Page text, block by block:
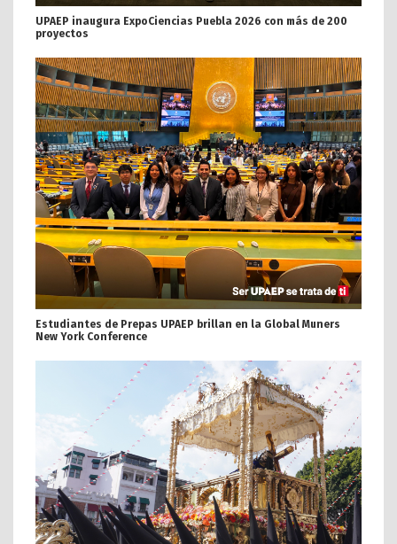
UPAEP inaugura ExpoCiencias Puebla 2026 con más de 200
proyectos
Estudiantes de Prepas UPAEP brillan en la Global Muners
New York Conference